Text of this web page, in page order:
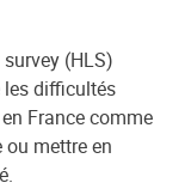
(HLS)
les difficultés
France comme
ou mettre en